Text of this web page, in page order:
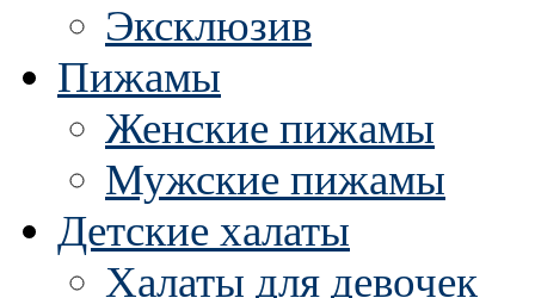
Эксклюзив
Пижамы
Женские пижамы
Мужские пижамы
Детские халаты
Халаты для девочек